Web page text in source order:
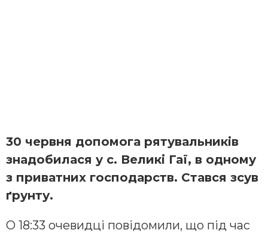
30 червня допомога рятувальників
знадобилася у с. Великі Гаї, в одному
з приватних господарств. Стався зсув
ґрунту.
О 18:33 очевидці повідомили, що під час